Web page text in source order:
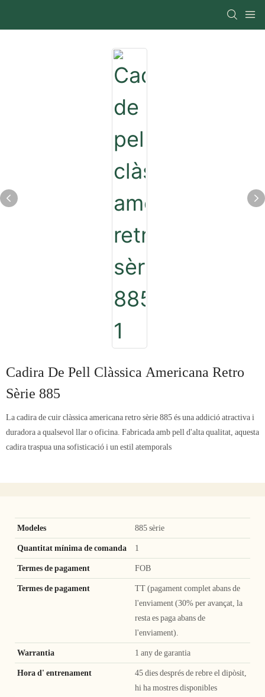
Cadira De Pell Clàssica Americana Retro
Sèrie 885
La cadira de cuir clàssica americana retro sèrie 885 és una addició atractiva i
duradora a qualsevol llar o oficina. Fabricada amb pell d'alta qualitat, aquesta
cadira traspua una sofisticació i un estil atemporals
Modeles 885 sèrie
Quantitat mínima de comanda 1
Termes de pagament FOB
Termes de pagament
TT (pagament complet abans de
l'enviament (30% per avançat, la
resta es paga abans de
l'enviament).
Warrantia 1 any de garantia
Hora d' entrenament
45 dies després de rebre el dipòsit,
hi ha mostres disponibles